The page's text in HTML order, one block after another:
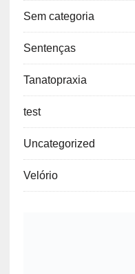
Sem categoria
Sentenças
Tanatopraxia
test
Uncategorized
Velório